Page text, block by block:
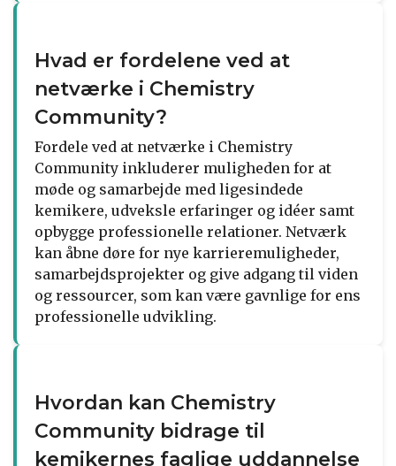
Hvad er fordelene ved at
netværke i Chemistry
Community?
Fordele ved at netværke i Chemistry
Community inkluderer muligheden for at
møde og samarbejde med ligesindede
kemikere, udveksle erfaringer og idéer samt
opbygge professionelle relationer. Netværk
kan åbne døre for nye karrieremuligheder,
samarbejdsprojekter og give adgang til viden
og ressourcer, som kan være gavnlige for ens
professionelle udvikling.
Hvordan kan Chemistry
Community bidrage til
kemikernes faglige uddannelse